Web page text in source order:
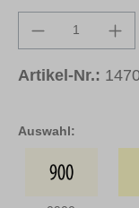
Auswahl:
Produkt
Artikel-Nr.: